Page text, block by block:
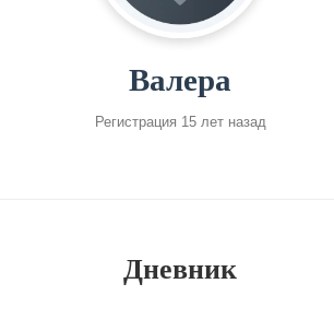
Валера
Регистрация 15 лет назад
Дневник